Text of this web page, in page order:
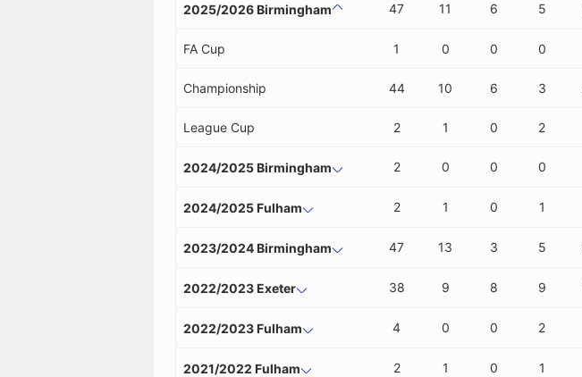
2025/2026 Birmingham 47 11 6 5
FA Cup 1 0 0 0
Championship 44 10 6 3
League Cup 2 1 0 2
2024/2025 Birmingham 2 0 0 0
2024/2025 Fulham 2 1 0 1
2023/2024 Birmingham 47 13 3 5
2022/2023 Exeter 38 9 8 9
2022/2023 Fulham 4 0 0 2
2021/2022 Fulham 2 1 0 1